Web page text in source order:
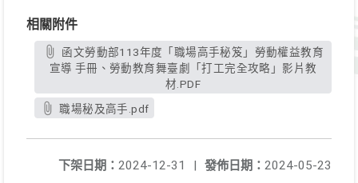
相關附件
宣導 手冊、勞動教育舞臺劇「打工完全攻略」影片教
材.PDF
職場秘及高手.pdf
發佈日期： 2024-05-23
下架日期： 2024-12-31
|